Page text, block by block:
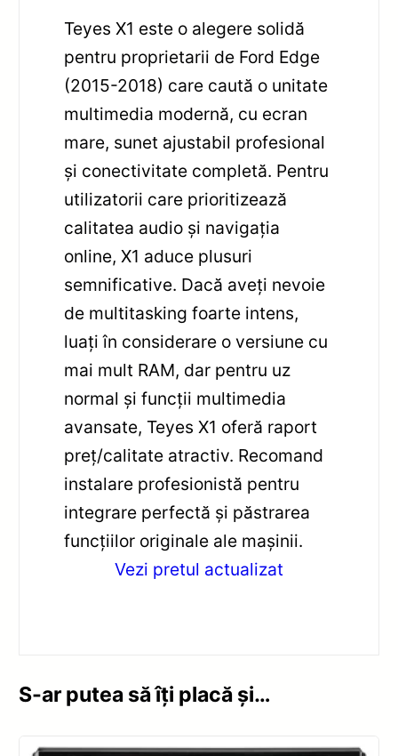
Teyes X1 este o alegere solidă
pentru proprietarii de Ford Edge
(2015-2018) care caută o unitate
multimedia modernă, cu ecran
mare, sunet ajustabil profesional
și conectivitate completă. Pentru
utilizatorii care prioritizează
calitatea audio și navigația
online, X1 aduce plusuri
semnificative. Dacă aveți nevoie
de multitasking foarte intens,
luați în considerare o versiune cu
mai mult RAM, dar pentru uz
normal și funcții multimedia
avansate, Teyes X1 oferă raport
preț/calitate atractiv. Recomand
instalare profesionistă pentru
integrare perfectă și păstrarea
funcțiilor originale ale mașinii.
Vezi pretul actualizat
S-ar putea să îți placă și…